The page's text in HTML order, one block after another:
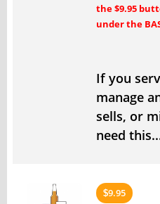
the $9.95
under the
If you
manage
sells, or
need
$9.95